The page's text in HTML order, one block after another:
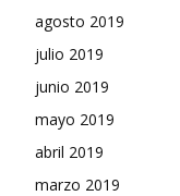
agosto 2019
julio 2019
junio 2019
mayo 2019
abril 2019
marzo 2019